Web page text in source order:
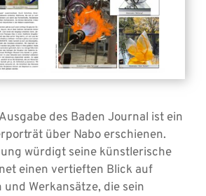
des Baden Journal ist ein
über Nabo erschienen.
würdigt seine künstlerische
einen vertieften Blick auf
und Werkansätze, die sein